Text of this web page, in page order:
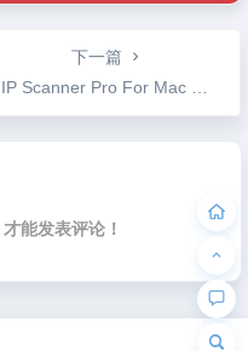
下一篇
IP Scanner Pro For Mac v3.56 苹果系统上的IP扫描高速工具
才能发表评论！